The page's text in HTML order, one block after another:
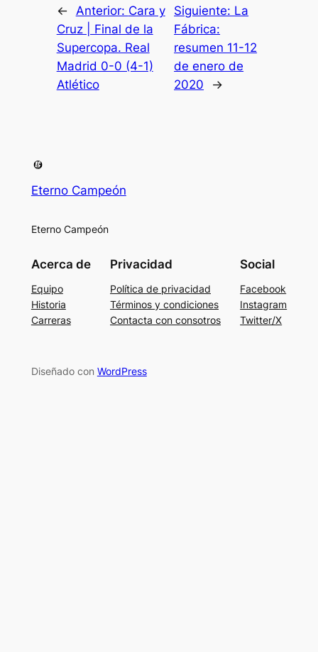
← Anterior: Cara y
Cruz | Final de la
Supercopa. Real
Madrid 0-0 (4-1)
Atlético
Siguiente: La
Fábrica:
resumen 11-12
de enero de
2020
→
Eterno Campeón
Eterno Campeón
Acerca de
Equipo
Historia
Carreras
Privacidad
Política de privacidad
Términos y condiciones
Contacta con consotros
Social
Facebook
Instagram
Twitter/X
Diseñado con WordPress